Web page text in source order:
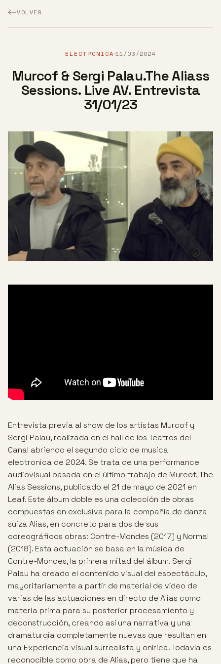
VOLVER
ELECTRONICA·11/03/2024
Murcof & Sergi Palau.The Aliass
Sessions. Live AV. Entrevista
31/01/23
Entrevista previa al show de los artistas Murcof y
Sergi Palau, realizada en el hall de los Teatros del
Canal abriendo el segundo ciclo de musica
electronica de 2024. Se trata de una performance
audiovisual basada en el último trabajo de Murcof, The
Alias ​​Sessions, publicado el 21 de mayo de 2021 en
Leaf. Este álbum doble es una colección de obras
compuestas en exclusiva para la compañía de danza
suiza Alias, en concreto para dos de sus
coreográficos obras: Contre-Mondes (2017) y Normal
(2018). Esta actuación se basa en la música de
Contre-Mondes, la primera mitad del álbum. Sergi
Palau ha creado el contenido visual del espectáculo,
mayoritariamente a partir de material de vídeo de
varias de las actuaciones en directo de Alias ​​como
materia prima para su posterior procesamiento y
deconstrucción, creando así una narrativa y una
dramaturgia completamente nuevas que resultan en
una Experiencia visual surrealista y onírica. Todavía es
reconocible como obra de Alias, pero tiene que ha